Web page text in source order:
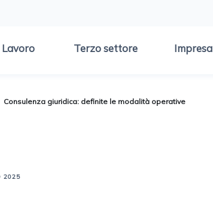
Lavoro Terzo settore Impresa
Consulenza giuridica: definite le modalità operative
2025